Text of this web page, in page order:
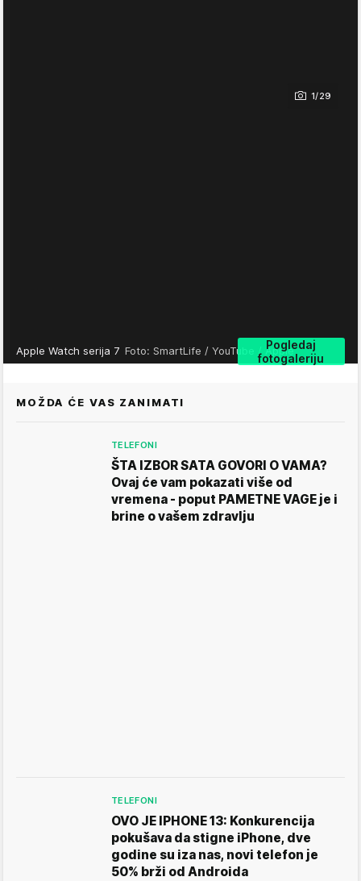
1/29
Pogledaj
fotogaleriju
Apple Watch serija 7 Foto: SmartLife / YouTube / Apple
MOŽDA ĆE VAS ZANIMATI
TELEFONI
ŠTA IZBOR SATA GOVORI O VAMA?
Ovaj će vam pokazati više od
vremena - poput PAMETNE VAGE je i
brine o vašem zdravlju
TELEFONI
OVO JE IPHONE 13: Konkurencija
pokušava da stigne iPhone, dve
godine su iza nas, novi telefon je
50% brži od Androida